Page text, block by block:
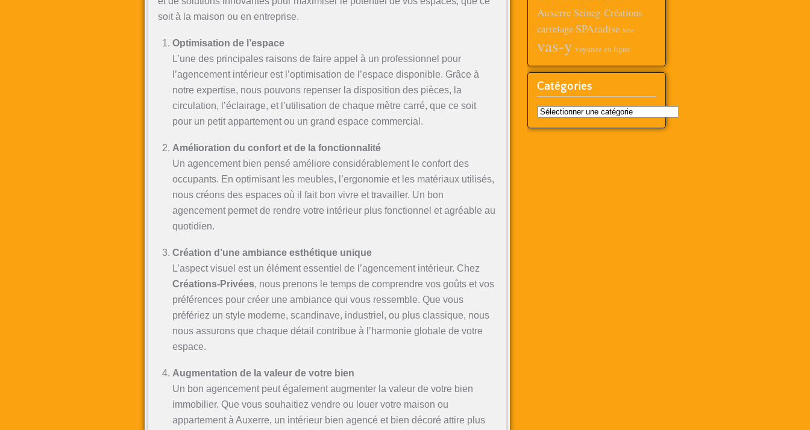
soit à la maison ou en entreprise.
Optimisation de l’espace
L’une des principales raisons de faire appel à un professionnel pour
l’agencement intérieur est l’optimisation de l’espace disponible. Grâce à
notre expertise, nous pouvons repenser la disposition des pièces, la
circulation, l’éclairage, et l’utilisation de chaque mètre carré, que ce soit
pour un petit appartement ou un grand espace commercial.
Amélioration du confort et de la fonctionnalité
Un agencement bien pensé améliore considérablement le confort des
occupants. En optimisant les meubles, l’ergonomie et les matériaux utilisés,
nous créons des espaces où il fait bon vivre et travailler. Un bon
agencement permet de rendre votre intérieur plus fonctionnel et agréable au
quotidien.
Création d’une ambiance esthétique unique
L’aspect visuel est un élément essentiel de l’agencement intérieur. Chez
Créations-Privées, nous prenons le temps de comprendre vos goûts et vos
préférences pour créer une ambiance qui vous ressemble. Que vous
préfériez un style moderne, scandinave, industriel, ou plus classique, nous
nous assurons que chaque détail contribue à l’harmonie globale de votre
espace.
Augmentation de la valeur de votre bien
Un bon agencement peut également augmenter la valeur de votre bien
immobilier. Que vous souhaitiez vendre ou louer votre maison ou
appartement à Auxerre, un intérieur bien agencé et bien décoré attire plus
Auxerre Seineg-Créations
carrelage SPAradise Sète
vas-y voyance en ligne
Catégories